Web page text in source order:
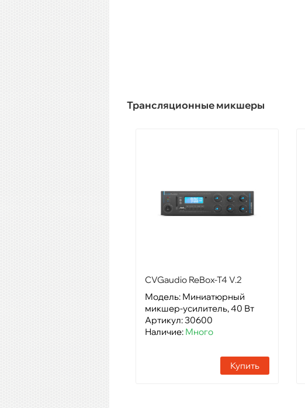
Трансляционные микшеры
CVGaudio ReBox-T4 V.2
Модель: Миниатюрный
микшер-усилитель, 40 Вт
Артикул: 30600
Наличие: Много
Купить